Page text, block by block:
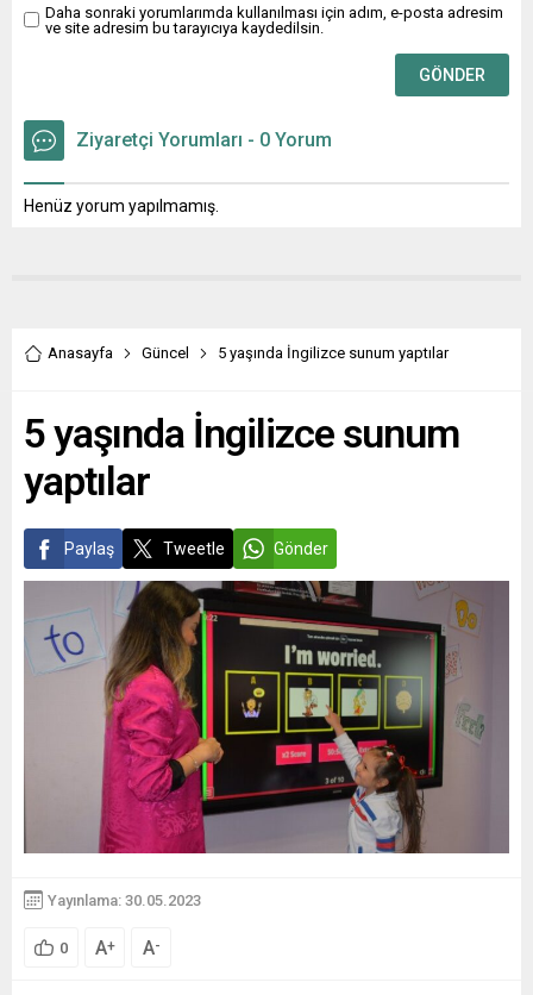
başarılı bir
belleklerde yer etti.
Etkinlik boyunca
Daha sonraki yorumlarımda kullanılması için adım, e-posta adresim
ve site adresim bu tarayıcıya kaydedilsin.
Ziyaretçi Yorumları - 0 Yorum
Henüz yorum yapılmamış.
Anasayfa Güncel 5 yaşında İngilizce sunum yaptılar
5 yaşında İngilizce sunum
yaptılar
Paylaş Tweetle Gönder
Yayınlama: 30.05.2023
0 A+ A-